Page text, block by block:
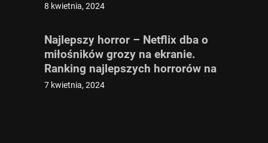
8 kwietnia, 2024
Najlepszy horror – Netflix dba o
miłośników grozy na ekranie.
Ranking najlepszych horrorów na
Netflixie
7 kwietnia, 2024